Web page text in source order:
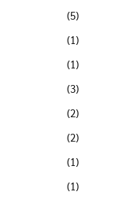
(5)
(1)
(1)
(3)
(2)
(2)
(1)
(1)